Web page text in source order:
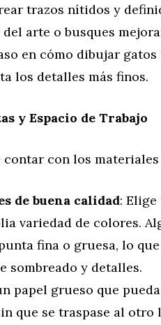
trazos nítidos y
arte o busques
en cómo dibujar gatos
los detalles más finos.
y Espacio de Trabajo
contar con los
de buena calidad: Elige
variedad de colores.
fina o gruesa, lo
sombreado y detalles.
papel grueso que
que se traspase al otro